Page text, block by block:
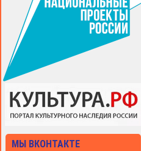
МЫ ВКОНТАКТЕ